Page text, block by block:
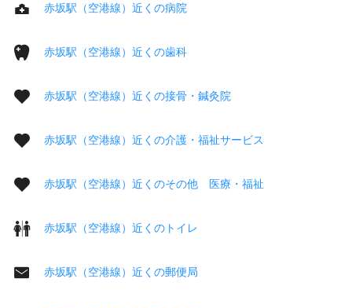
赤坂駅（空港線）近くの病院
赤坂駅（空港線）近くの歯科
赤坂駅（空港線）近くの接骨・鍼灸院
赤坂駅（空港線）近くの介護・福祉サービス
赤坂駅（空港線）近くのその他 医療・福祉
赤坂駅（空港線）近くのトイレ
赤坂駅（空港線）近くの郵便局